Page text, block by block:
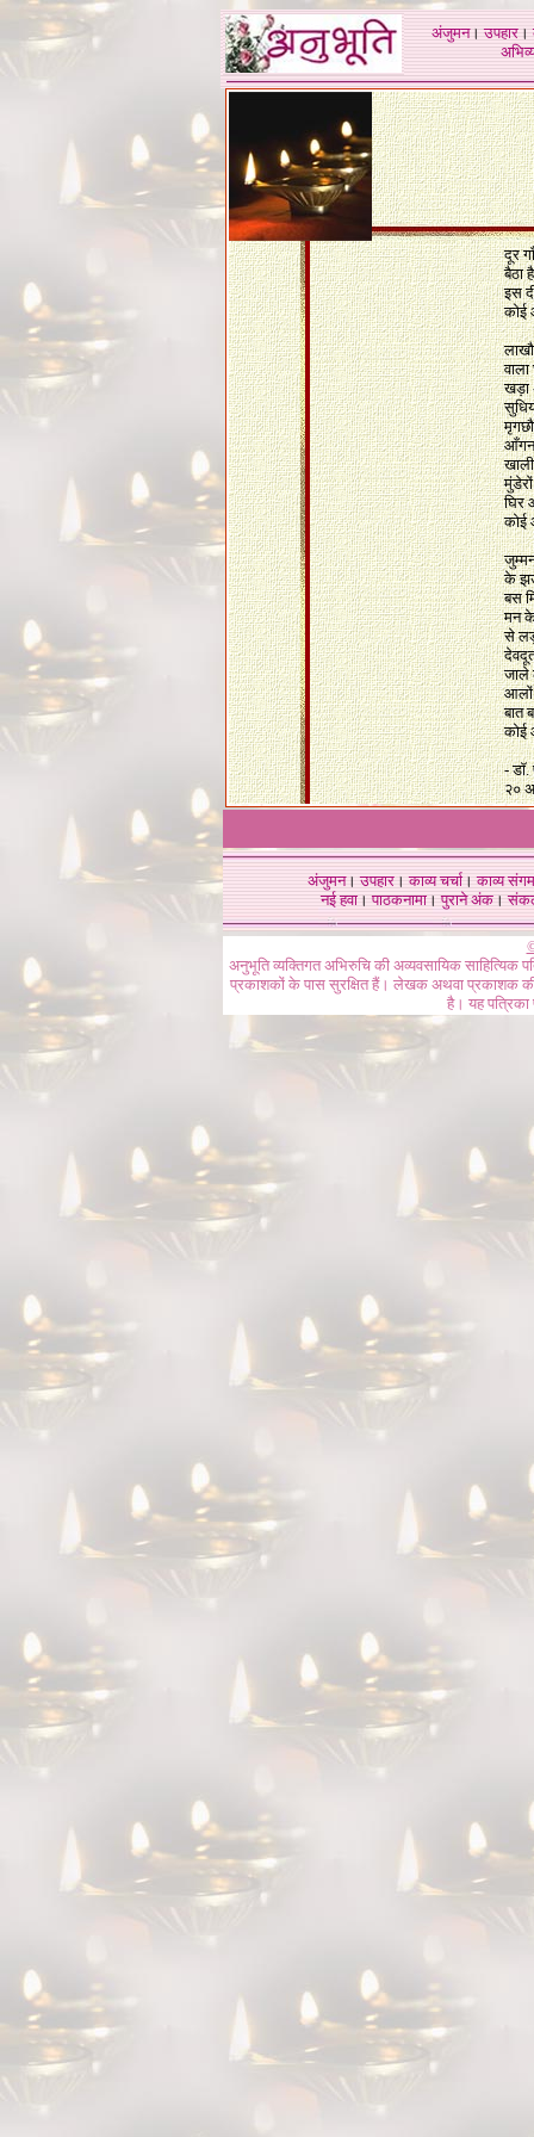
अंजुमन।उपहार।
दूर
बैठा
इस
कोई
खड़ा
आँगन
घिर
कोई
के
बस
मन
से
जाले
आलों
बात
कोई
- डॉ.
२०
अंजुमन।उपहार।काव्य चर्चा।काव्य संगम
नई हवा। पाठकनामा। पुराने अंक।
अनुभूति व्यक्तिगत अभिरुचि की अव्यवसायिक
प्रकाशकों के पास सुरक्षित हैं। लेखक अथवा प्रकाशक की
है। यह पत्रिका